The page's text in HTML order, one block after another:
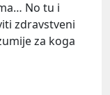
No tu i
zdravstveni
za koga